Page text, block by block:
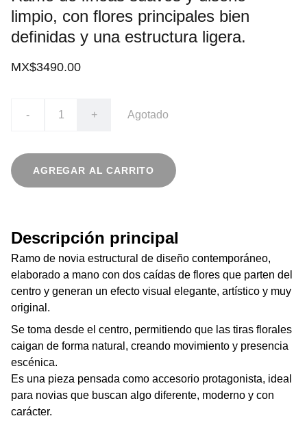
limpio, con flores principales bien
definidas y una estructura ligera.
MX$3490.00
- + Agotado
AGREGAR AL CARRITO
Descripción principal
Ramo de novia estructural de diseño contemporáneo,
elaborado a mano con dos caídas de flores que parten del
centro y generan un efecto visual elegante, artístico y muy
original.
Se toma desde el centro, permitiendo que las tiras florales
caigan de forma natural, creando movimiento y presencia
escénica.
Es una pieza pensada como accesorio protagonista, ideal
para novias que buscan algo diferente, moderno y con
carácter.